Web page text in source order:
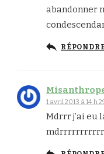
abandonner
1 avril 2013 à 14 h
Mdrrr j’ai eu